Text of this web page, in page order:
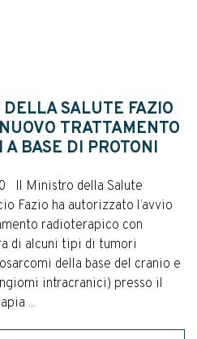
SALUTE FAZIO
TRATTAMENTO
A BASE DI PROTONI
Il Ministro della Salute
Fazio ha autorizzato l’avvio
radioterapico con
di alcuni tipi di tumori
della base del cranio e
intracranici) presso il
...